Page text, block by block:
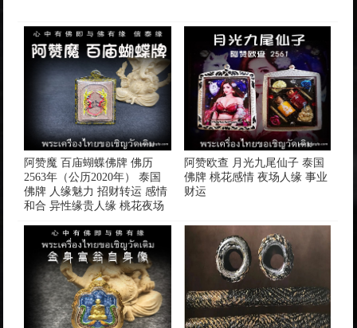
阿赞魔 百庙蝴蝶佛牌 佛历
2563年（公历2020年） 泰国
佛牌 人缘魅力 招财转运 感情
和合 异性缘贵人缘 桃花夜场
阿赞欧查 月光九尾仙子 泰国
佛牌 桃花感情 夜场人缘 事业
财运